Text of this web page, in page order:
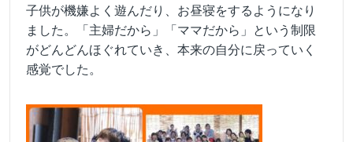
子供が機嫌よく遊んだり、お昼寝をするようになり
ました。「主婦だから」「ママだから」という制限
がどんどんほぐれていき、本来の自分に戻っていく
感覚でした。